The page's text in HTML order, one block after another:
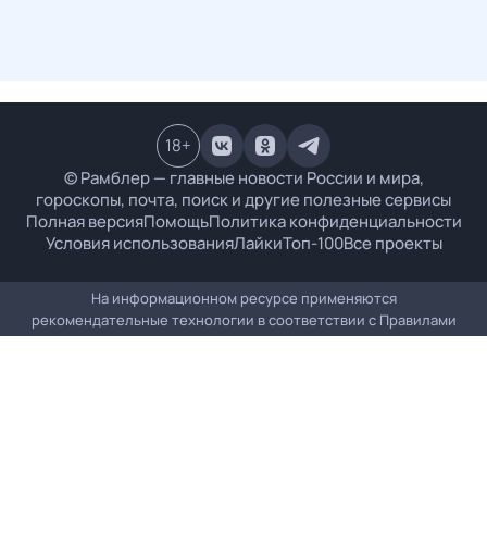
© Рамблер — главные новости России и мира,
гороскопы, почта, поиск и другие полезные сервисы
Полная версияПомощьПолитика конфиденциальности
Условия использованияЛайкиТоп-100Все проекты
18+
На информационном ресурсе применяются
рекомендательные технологии в соответствии с Правилами